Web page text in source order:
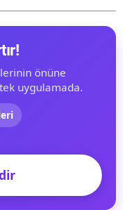
önüne
uygulamada.